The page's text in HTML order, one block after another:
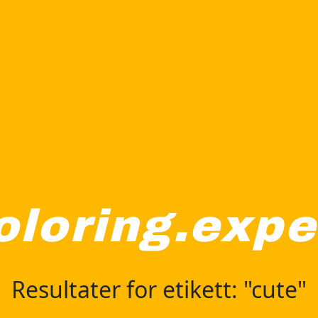
Resultater for etikett: "cute"